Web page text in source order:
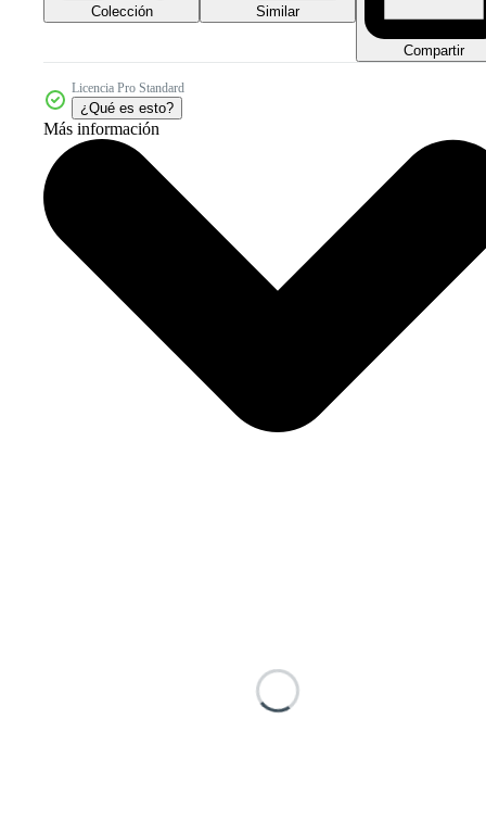
Colección Similar
Compartir
Licencia Pro Standard
¿Qué es esto?
Más información